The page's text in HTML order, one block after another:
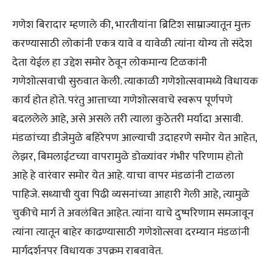
गणेश बिरादार म्हणाले की, भारतीयांना ब्रिटिश साम्राज्यातून मुक्त
करण्यासाठी लोकांनी एकत्र यावे व यावेळी त्यांना योग्य तो संदेश
देता येईल हा उद्देश समोर ठेवून लोकमान्य टिळकांनी
गणेशोत्सवाची सुरुवात केली. त्याकाळी गणेशोत्सवामध्ये विधायक
कार्य होत होते. परंतु आत्ताच्या गणेशोत्सवाचे स्वरूप पूर्णपणे
बदललेले आहे, असे असले तरी त्याला कुठेतरी मर्यादा असावी.
मंडळांच्या डीजेमुळे बहिरेपण आल्याची उदाहरणे समोर येत आहेत,
लेझर, बिमलाईटच्या वापरामुळे डोळ्यांवर गंभीर परिणाम होतो
आहे हे वारंवार समोर येत आहे. याचा वापर मंडळांनी टाळला
पाहिजे. सध्याची युवा पिढी व्यसनांच्या आहारी गेली आहे, त्यामुळे
चुकीचे मार्ग ते अवलंबित आहेत. त्यांना याचे दुष्परिणाम समजावून
त्यांना त्यातून बाहेर काढण्यासाठी गणेशोत्सवा दरम्यान मंडळांनी
मार्गदर्शनपर विधायक उपक्रम राबवावेत.